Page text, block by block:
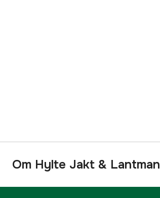
Om Hylte Jakt & Lantman